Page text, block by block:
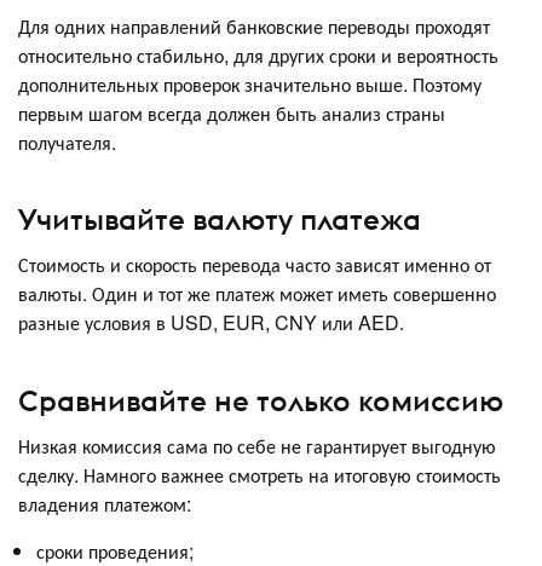
Для одних направлений банковские переводы проходят
относительно стабильно, для других сроки и вероятность
дополнительных проверок значительно выше. Поэтому
первым шагом всегда должен быть анализ страны
получателя.
Учитывайте валюту платежа
Стоимость и скорость перевода часто зависят именно от
валюты. Один и тот же платеж может иметь совершенно
разные условия в USD, EUR, CNY или AED.
Сравнивайте не только комиссию
Низкая комиссия сама по себе не гарантирует выгодную
сделку. Намного важнее смотреть на итоговую стоимость
владения платежом:
сроки проведения;